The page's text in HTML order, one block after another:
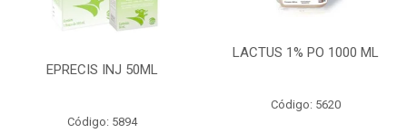
EPRECIS INJ 50ML
Código: 5894
LACTUS 1% PO 1000 ML
Código: 5620